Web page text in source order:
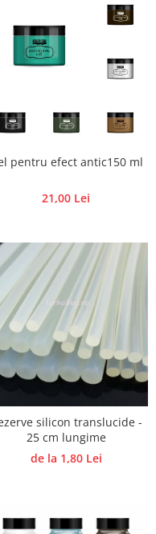
pentru efect antic150 ml
21,00 Lei
silicon translucide -
25 cm lungime
de la 1,80 Lei